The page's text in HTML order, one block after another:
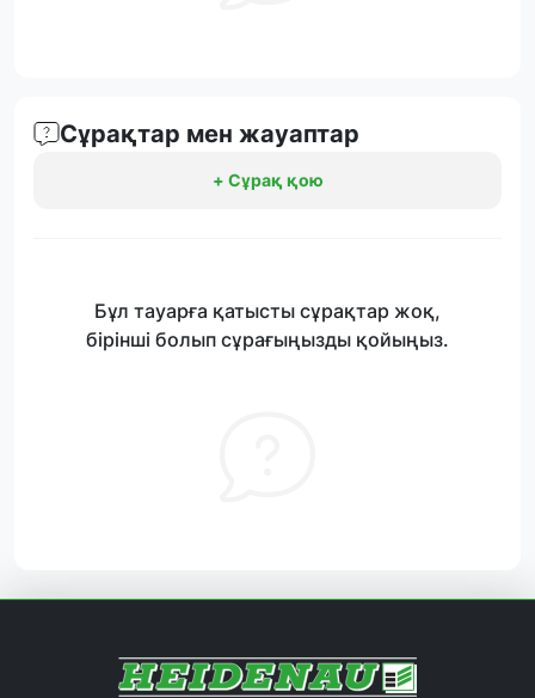
Сұрақтар мен жауаптар
+ Сұрақ қою
Бұл тауарға қатысты сұрақтар жоқ,
бірінші болып сұрағыңызды қойыңыз.